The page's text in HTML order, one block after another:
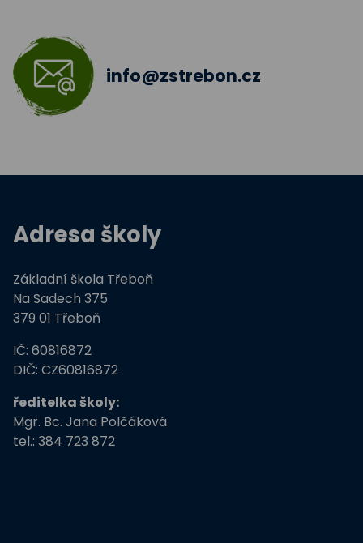
Šablony II.
Šablony 2016
Celé Česko čte dětem
Moderní technologie ve výuce
ZŠ Třeboň, Na Sadech jede do E
Tvořivá dílna žáků ZŠ Třeboň
Zdravé město Třeboň a ZŠ
Stromy, skřeti, dřeváci
EU peníze školám
info@zstrebon.cz
Adresa školy
Základní škola Třeboň
Na Sadech 375
379 01 Třeboň
IČ: 60816872
DIČ: CZ60816872
ředitelka školy:
Mgr. Bc. Jana Polčáková
tel.: 384 723 872